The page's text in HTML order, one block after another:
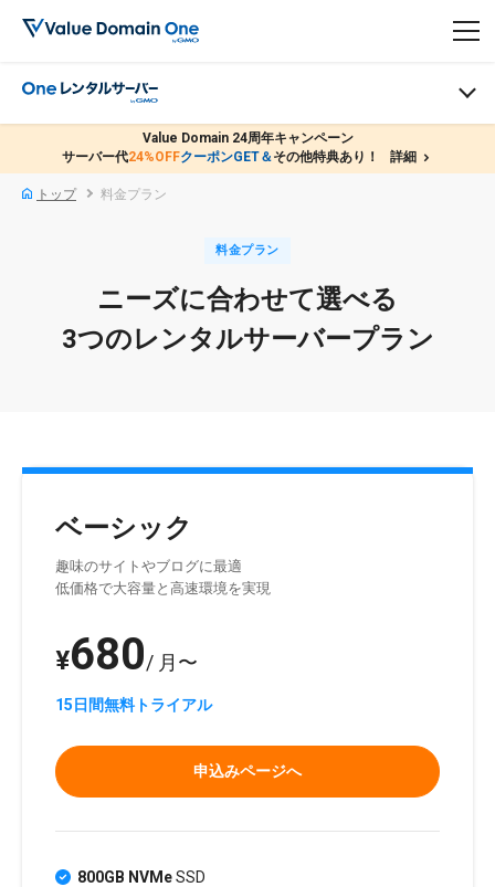
Value Domain 24周年キャンペーン
サーバー代24%OFFクーポンGET＆その他特典あり！ 詳細 keyboard_arrow_right
トップ 料金プラン
料金プラン
ニーズに合わせて選べる
3つのレンタルサーバープラン
ベーシック
趣味のサイトやブログに最適
低価格で大容量と高速環境を実現
¥680/ 月〜
15日間無料トライアル
申込みページへ
800GB NVMeSSD